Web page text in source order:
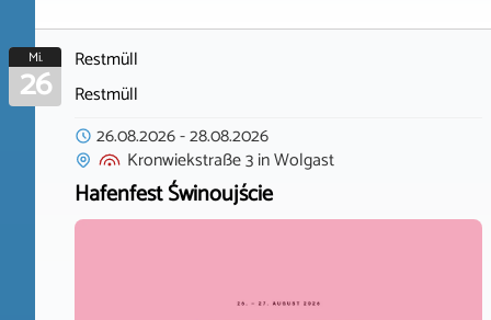
Mi.
26
Restmüll
Restmüll
26.08.2026-28.08.2026
Kronwiekstraße 3inWolgast
Hafenfest Świnoujście